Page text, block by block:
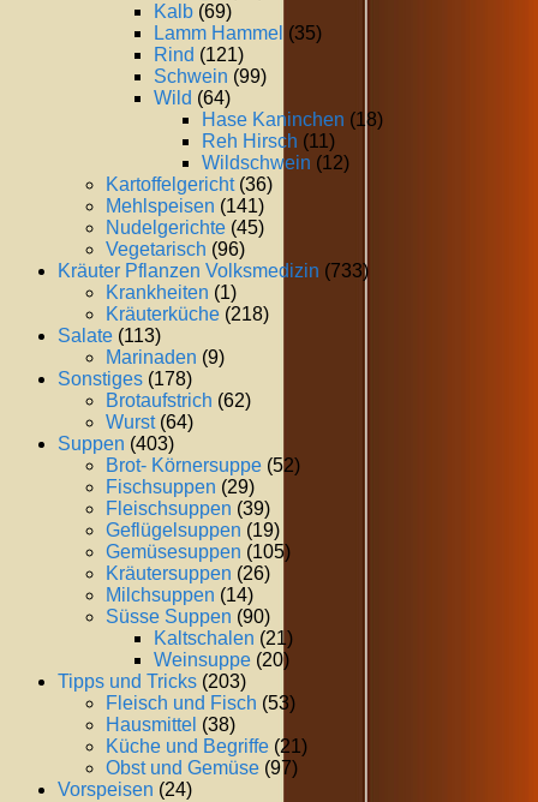
Kalb (69)
Lamm Hammel (35)
Rind (121)
Schwein (99)
Wild (64)
Hase Kaninchen (18)
Reh Hirsch (11)
Wildschwein (12)
Kartoffelgericht(36)
Mehlspeisen (141)
Nudelgerichte (45)
Vegetarisch (96)
Kräuter Pflanzen Volksmedizin (733)
Krankheiten (1)
Kräuterküche (218)
Salate (113)
Marinaden (9)
Sonstiges (178)
Brotaufstrich (62)
Wurst(64)
Suppen (403)
Brot- Körnersuppe (52)
Fischsuppen (29)
Fleischsuppen (39)
Geflügelsuppen (19)
Gemüsesuppen (105)
Kräutersuppen (26)
Milchsuppen (14)
Süsse Suppen (90)
Kaltschalen (21)
Weinsuppe (20)
Tipps und Tricks (203)
Fleisch und Fisch (53)
Hausmittel (38)
Küche und Begriffe (21)
Obst und Gemüse (97)
Vorspeisen (24)